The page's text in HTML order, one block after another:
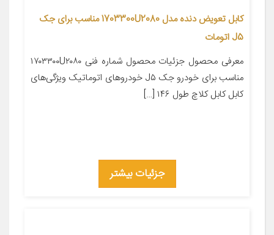
کابل تعویض دنده مدل 1703300U2080 مناسب برای جک
J5 اتومات
معرفی محصول جزئیات محصول شماره فنی ۱۷۰۳۳۰۰U۲۰۸۰
مناسب برای خودرو جک J۵ خودروهای اتوماتیک ویژگی‌های
کابل کابل کلاچ طول ۱۴۶ […]
جزئیات بیشتر